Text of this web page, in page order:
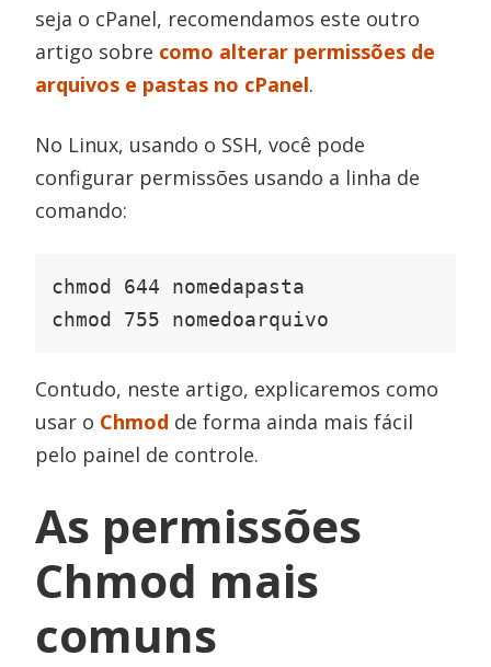
seja o cPanel, recomendamos este outro
artigo sobre como alterar permissões de
arquivos e pastas no cPanel.
No Linux, usando o SSH, você pode
configurar permissões usando a linha de
comando:
chmod 644 nomedapasta
chmod 755 nomedoarquivo
Contudo, neste artigo, explicaremos como
usar o Chmod de forma ainda mais fácil
pelo painel de controle.
As permissões
Chmod mais
comuns